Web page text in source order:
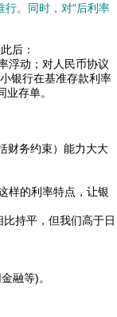
。同时，对“后利率
后：
浮动；对人民币协议
银行在基准存款利率
存单。
财务约束）能力大大
样的利率特点，让银
持平，但我们高于日
融等)。